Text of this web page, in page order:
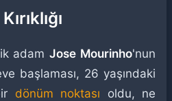
adamJose Mourinho'nun
başlaması, 26 yaşındaki
dönüm noktası oldu, ne